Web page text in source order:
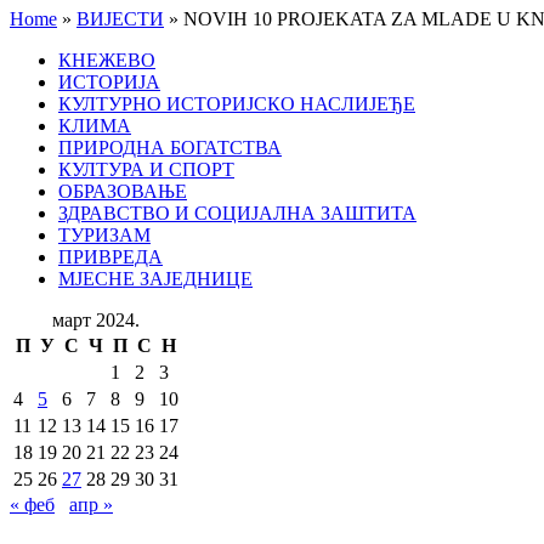
Home » ВИЈЕСТИ » NOVIH 10 PROJEKATA ZA MLADE U
КНЕЖЕВО
ИСТОРИЈА
КУЛТУРНО ИСТОРИЈСКО НАСЛИЈЕЂЕ
КЛИМА
ПРИРОДНА БОГАТСТВА
КУЛТУРА И СПОРТ
ОБРАЗОВАЊЕ
ЗДРАВСТВО И СОЦИЈАЛНА ЗАШТИТА
ТУРИЗАМ
ПРИВРЕДА
МЈЕСНЕ ЗАЈЕДНИЦЕ
март 2024.
П У С Ч П С Н
1
2
3
4
5 6 7 8 9
10
11 12 13 14 15 16 17
18 19 20 21 22 23 24
25 26 27 28 29 30 31
« феб
апр »